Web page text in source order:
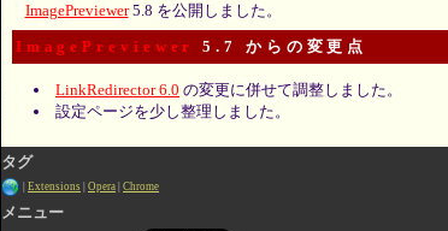
ImagePreviewer5.8 を公開しました。
ImagePreviewer 5.7 からの変更点
LinkRedirector 6.0 の変更に併せて調整しました。
設定ページを少し整理しました。
タグ
Extensions Opera Chrome
メニュー